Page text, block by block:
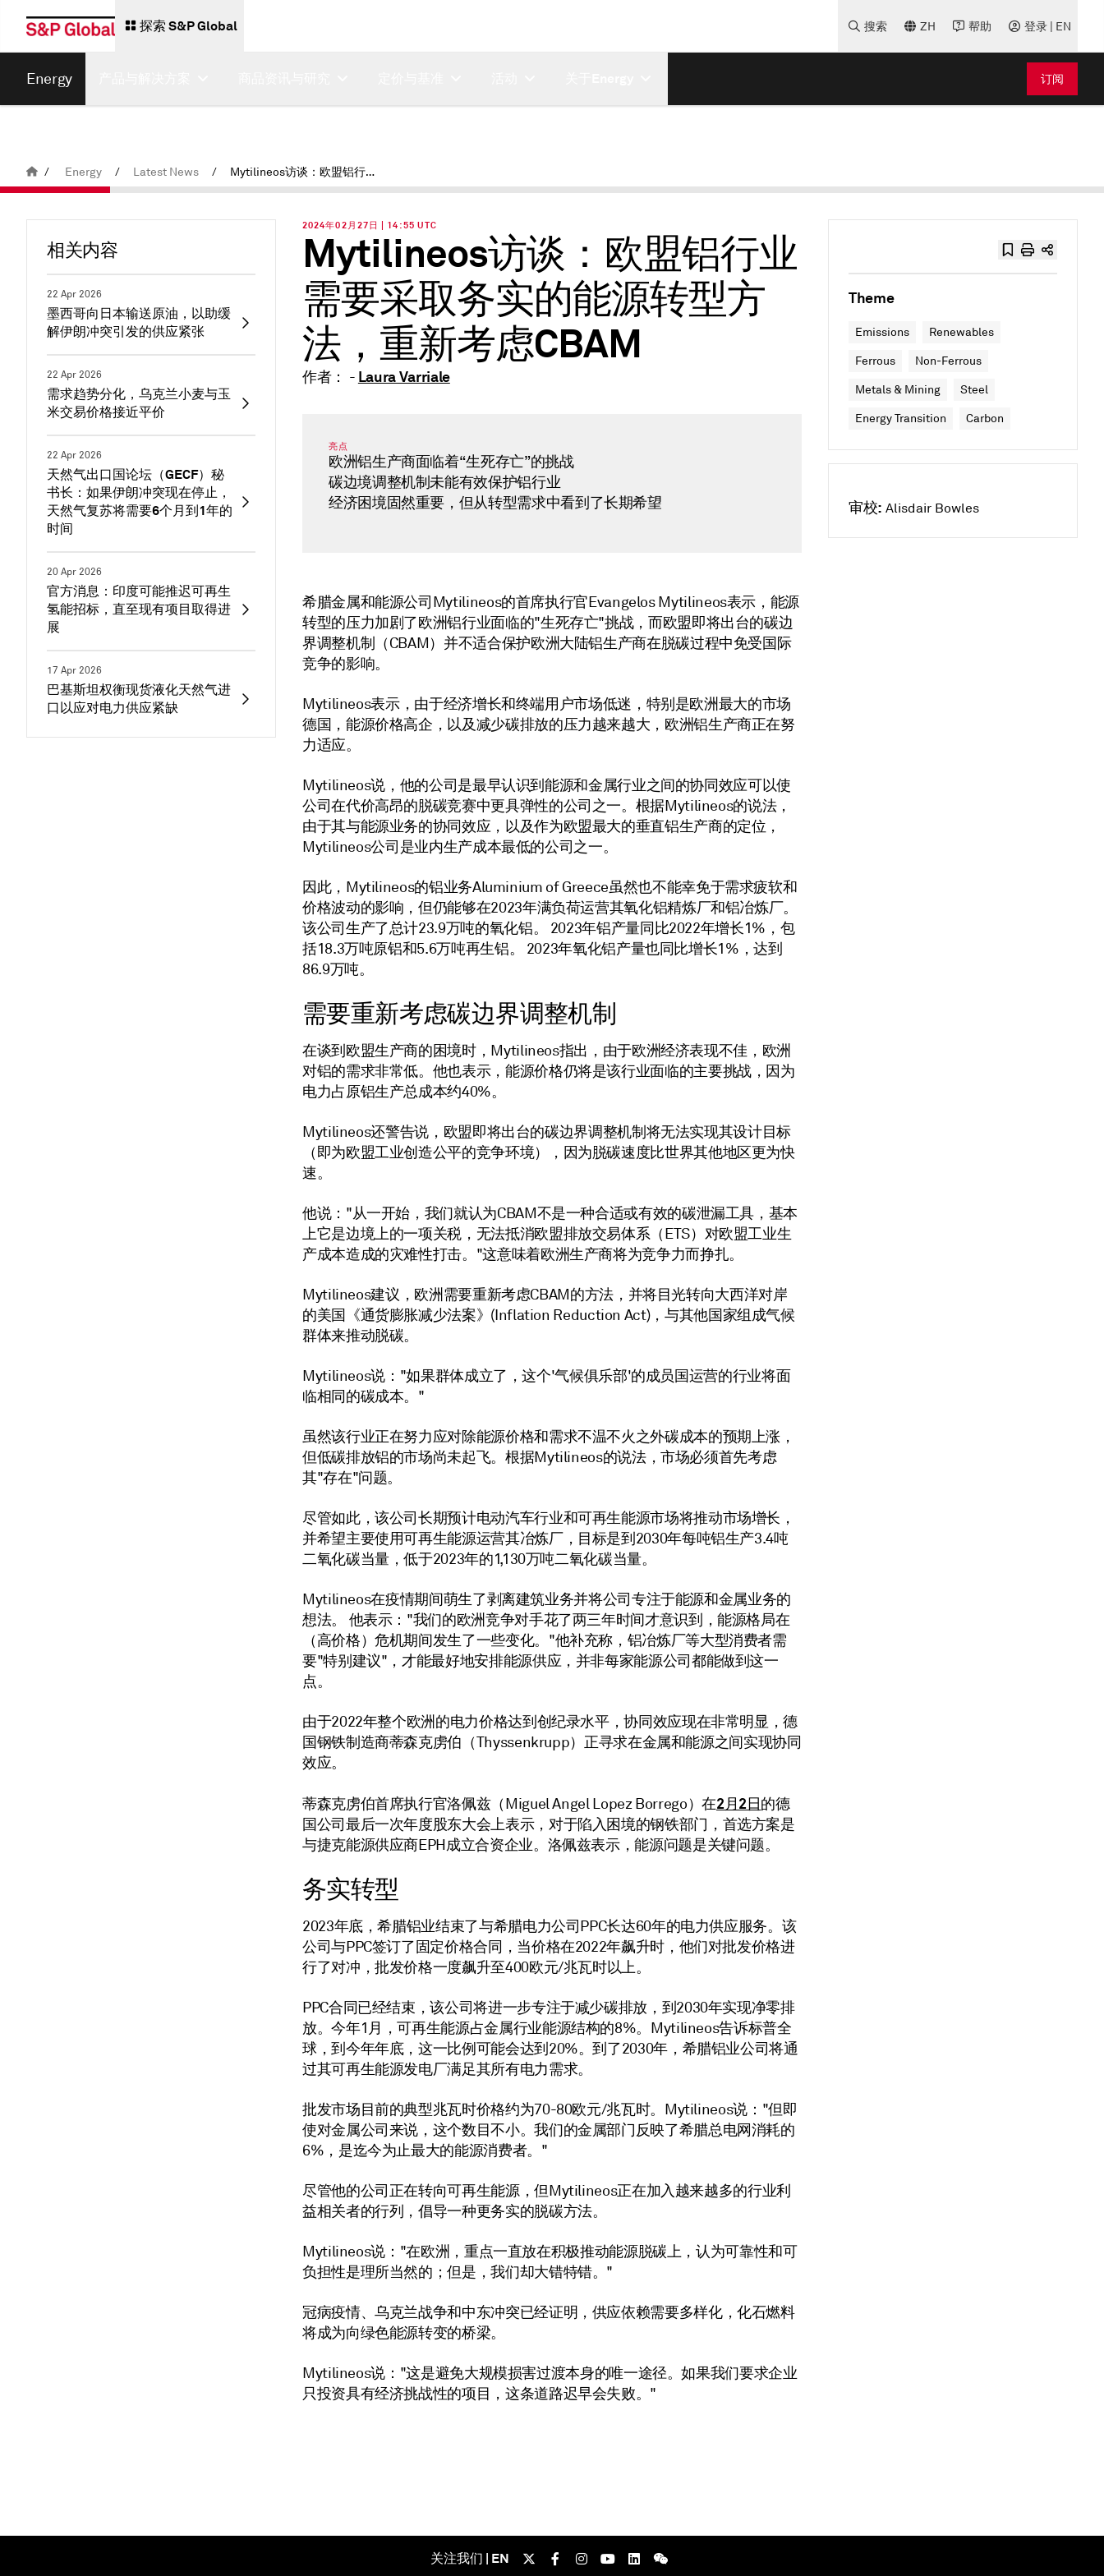
探索 S&P Global 搜索 ZH 帮助 登录 | EN
Energy 订阅
/ Energy / Latest News / Mytilineos访谈：欧盟铝行业需要采取务实的能源转型方法，重新考虑CBAM | S&P Global Energy
相关内容
22 Apr 2026
墨西哥向日本输送原油，以助缓
解伊朗冲突引发的供应紧张
22 Apr 2026
需求趋势分化，乌克兰小麦与玉
米交易价格接近平价
22 Apr 2026
天然气出口国论坛（GECF）秘
书长：如果伊朗冲突现在停止，
天然气复苏将需要6个月到1年的
时间
20 Apr 2026
官方消息：印度可能推迟可再生
氢能招标，直至现有项目取得进
展
17 Apr 2026
巴基斯坦权衡现货液化天然气进
口以应对电力供应紧缺
2024年02月27日 | 14:55 UTC
Mytilineos访谈：欧盟铝行业
需要采取务实的能源转型方
法，重新考虑CBAM
作者： - Laura Varriale
亮点
欧洲铝生产商面临着“生死存亡”的挑战
碳边境调整机制未能有效保护铝行业
经济困境固然重要，但从转型需求中看到了长期希望
希腊金属和能源公司Mytilineos的首席执行官Evangelos Mytilineos表示，能源
转型的压力加剧了欧洲铝行业面临的"生死存亡"挑战，而欧盟即将出台的碳边
界调整机制（CBAM）并不适合保护欧洲大陆铝生产商在脱碳过程中免受国际
竞争的影响。
Mytilineos表示，由于经济增长和终端用户市场低迷，特别是欧洲最大的市场
德国，能源价格高企，以及减少碳排放的压力越来越大，欧洲铝生产商正在努
力适应。
Mytilineos说，他的公司是最早认识到能源和金属行业之间的协同效应可以使
公司在代价高昂的脱碳竞赛中更具弹性的公司之一。根据Mytilineos的说法，
由于其与能源业务的协同效应，以及作为欧盟最大的垂直铝生产商的定位，
Mytilineos公司是业内生产成本最低的公司之一。
因此，Mytilineos的铝业务Aluminium of Greece虽然也不能幸免于需求疲软和
价格波动的影响，但仍能够在2023年满负荷运营其氧化铝精炼厂和铝冶炼厂。
该公司生产了总计23.9万吨的氧化铝。 2023年铝产量同比2022年增长1%，包
括18.3万吨原铝和5.6万吨再生铝。 2023年氧化铝产量也同比增长1%，达到
86.9万吨。
需要重新考虑碳边界调整机制
在谈到欧盟生产商的困境时，Mytilineos指出，由于欧洲经济表现不佳，欧洲
对铝的需求非常低。他也表示，能源价格仍将是该行业面临的主要挑战，因为
电力占原铝生产总成本约40%。
Mytilineos还警告说，欧盟即将出台的碳边界调整机制将无法实现其设计目标
（即为欧盟工业创造公平的竞争环境），因为脱碳速度比世界其他地区更为快
速。
他说："从一开始，我们就认为CBAM不是一种合适或有效的碳泄漏工具，基本
上它是边境上的一项关税，无法抵消欧盟排放交易体系（ETS）对欧盟工业生
产成本造成的灾难性打击。"这意味着欧洲生产商将为竞争力而挣扎。
Mytilineos建议，欧洲需要重新考虑CBAM的方法，并将目光转向大西洋对岸
的美国《通货膨胀减少法案》(Inflation Reduction Act)，与其他国家组成气候
群体来推动脱碳。
Mytilineos说："如果群体成立了，这个'气候俱乐部'的成员国运营的行业将面
临相同的碳成本。"
虽然该行业正在努力应对除能源价格和需求不温不火之外碳成本的预期上涨，
但低碳排放铝的市场尚未起飞。根据Mytilineos的说法，市场必须首先考虑
其"存在"问题。
尽管如此，该公司长期预计电动汽车行业和可再生能源市场将推动市场增长，
并希望主要使用可再生能源运营其冶炼厂，目标是到2030年每吨铝生产3.4吨
二氧化碳当量，低于2023年的1,130万吨二氧化碳当量。
Mytilineos在疫情期间萌生了剥离建筑业务并将公司专注于能源和金属业务的
想法。 他表示："我们的欧洲竞争对手花了两三年时间才意识到，能源格局在
（高价格）危机期间发生了一些变化。"他补充称，铝冶炼厂等大型消费者需
要"特别建议"，才能最好地安排能源供应，并非每家能源公司都能做到这一
点。
由于2022年整个欧洲的电力价格达到创纪录水平，协同效应现在非常明显，德
国钢铁制造商蒂森克虏伯（Thyssenkrupp）正寻求在金属和能源之间实现协同
效应。
蒂森克虏伯首席执行官洛佩兹（Miguel Angel Lopez Borrego）在2月2日的德
国公司最后一次年度股东大会上表示，对于陷入困境的钢铁部门，首选方案是
与捷克能源供应商EPH成立合资企业。洛佩兹表示，能源问题是关键问题。
务实转型
2023年底，希腊铝业结束了与希腊电力公司PPC长达60年的电力供应服务。该
公司与PPC签订了固定价格合同，当价格在2022年飙升时，他们对批发价格进
行了对冲，批发价格一度飙升至400欧元/兆瓦时以上。
PPC合同已经结束，该公司将进一步专注于减少碳排放，到2030年实现净零排
放。今年1月，可再生能源占金属行业能源结构的8%。Mytilineos告诉标普全
球，到今年年底，这一比例可能会达到20%。到了2030年，希腊铝业公司将通
过其可再生能源发电厂满足其所有电力需求。
批发市场目前的典型兆瓦时价格约为70-80欧元/兆瓦时。Mytilineos说："但即
使对金属公司来说，这个数目不小。我们的金属部门反映了希腊总电网消耗的
6%，是迄今为止最大的能源消费者。"
尽管他的公司正在转向可再生能源，但Mytilineos正在加入越来越多的行业利
益相关者的行列，倡导一种更务实的脱碳方法。
Mytilineos说："在欧洲，重点一直放在积极推动能源脱碳上，认为可靠性和可
负担性是理所当然的；但是，我们却大错特错。"
冠病疫情、乌克兰战争和中东冲突已经证明，供应依赖需要多样化，化石燃料
将成为向绿色能源转变的桥梁。
Mytilineos说："这是避免大规模损害过渡本身的唯一途径。如果我们要求企业
只投资具有经济挑战性的项目，这条道路迟早会失败。"
Theme
Emissions Renewables
Ferrous Non-Ferrous
Metals & Mining Steel
Energy Transition Carbon
审校: Alisdair Bowles
关注我们 | EN